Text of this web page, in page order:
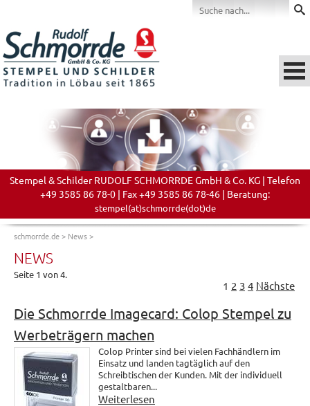
Stempel & Schilder RUDOLF SCHMORRDE GmbH & Co. KG | Telefon
+49 3585 86 78-0 | Fax +49 3585 86 78-46 | Beratung:
stempel(at)schmorrde(dot)de
schmorrde.de> News>
NEWS
Seite 1 von 4.
1 2 3 4 Nächste
Die Schmorrde Imagecard: Colop Stempel zu
Werbeträgern machen
Colop Printer sind bei vielen Fachhändlern im
Einsatz und landen tagtäglich auf den
Schreibtischen der Kunden. Mit der individuell
gestaltbaren...
Weiterlesen